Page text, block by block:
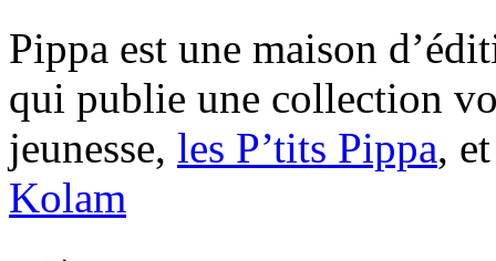
Pippa est une maison
qui publie une collection
jeunesse, les P’tits Pippa,
Kolam